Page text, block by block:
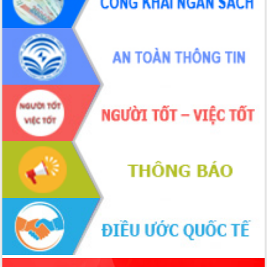
món ăn từ sầu riêng
Đắk Lắk công bố Quy hoạch và xúc
tiến đầu tư tỉnh
Ngành cá ngừ Đắk Lắk chủ động thích
ứng để giữ vững thị trường xuất khẩu
Diễn đàn Kinh tế tư nhân Việt Nam đột
phá cơ chế - Hợp tác công tư
Đề án 06 tạo bước ngoặt đột phá trong
cải cách hành chính tỉnh Đắk Lắk
Kết nối tour, đẩy mạnh chuyển đổi số
để phát triển du lịch Đắk Lắk
Khởi động Dự án Đầu tư xây dựng hạ
tầng kỹ thuật Cụm công nghiệp Tân
Tiến
Gặp mặt các cơ quan báo chí nhân Kỷ
niệm 101 năm Ngày Báo chí Cách
mạng Việt Nam
Đắk Lắk sơ kết 4 năm triển khai thực
hiện Đề án 06 của Chính phủ
Họp báo thông tin về Hội nghị Công bố